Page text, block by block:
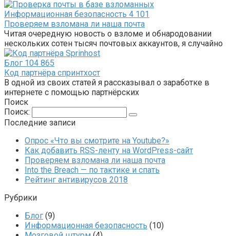
Информационная безопасность 4 101
Проверяем взломана ли наша почта
Читая очередную новость о взломе и обнародовании
нескольких сотен тысяч почтовых аккаунтов, я случайно
Блог 104 865
Код партнёра спринтхост
В одной из своих статей я рассказывал о заработке в
интернете с помощью партнёрских
Поиск
Поиск:
Последние записи
Опрос «Что вы смотрите на Youtube?»
Как добавить RSS-ленту на WordPress-сайт
Проверяем взломана ли наша почта
Into the Breach — по тактике и спать
Рейтинг антивирусов 2018
Рубрики
Блог (9)
Информационная безопасность (10)